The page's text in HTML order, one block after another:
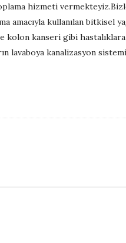
hizmeti
amacıyla kullanılan bitkisel
kolon kanseri gibi
lavaboya kanalizasyon